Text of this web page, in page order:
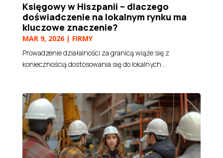
Księgowy w Hiszpanii – dlaczego
doświadczenie na lokalnym rynku ma
kluczowe znaczenie?
MAR 9, 2026| FIRMY
Prowadzenie działalności za granicą wiąże się z
koniecznością dostosowania się do lokalnych...